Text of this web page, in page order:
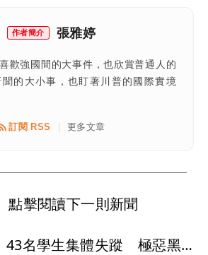
作者簡介 張雅婷
歡強國間的大事件，也欣賞普通人的
的大小事，也盯著川普的國際實境
訂閱 RSS 更多文章
點擊閱讀下一則新聞
比黑幫還恐怖！43名學生集體失蹤 極惡黑心政客恐涉「器官」買賣